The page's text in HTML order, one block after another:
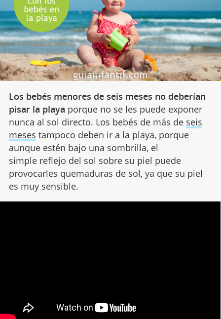
Los bebés menores de seis meses no deberían
pisar la playa porque no se les puede exponer
nunca al sol directo. Los bebés de más de seis
meses tampoco deben ir a la playa, porque
aunque estén bajo una sombrilla, el
simple reflejo del sol sobre su piel puede
provocarles quemaduras de sol, ya que su piel
es muy sensible.